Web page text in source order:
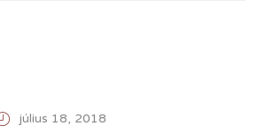
július 18, 2018